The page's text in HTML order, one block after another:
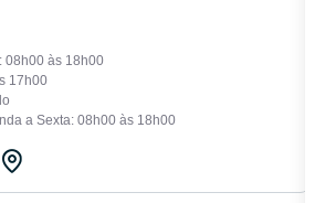
08h00 às 18h00
17h00
a Sexta: 08h00 às 18h00